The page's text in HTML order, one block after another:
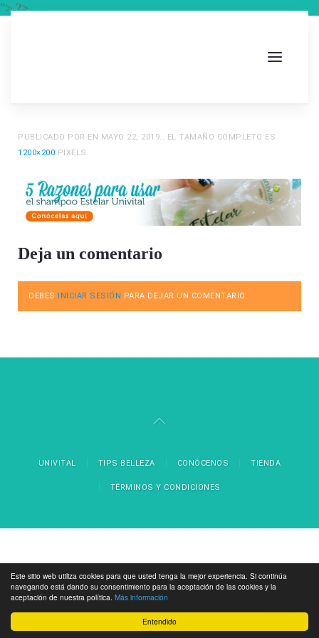
Entendido
Este sitio web utiliza cookies para que usted tenga la mejor experiencia. Si continúa
navegando está dando su consentimiento para la aceptación de las cookies y la
aceptación de nuestra política. Más información
"> ?>
PUBLICADO POR EN MAYO 22, 2019.. EL TAMAÑO COMPLETO ES
1200×200 PIXELS.
Deja un comentario
DEBES INICIAR SESIÓN PARA DEJAR UN COMENTARIO.
UNIVITAL TIPS BELLEZA CONÓCENOS TIENDA
TÉRMINOS Y CONDICIONES